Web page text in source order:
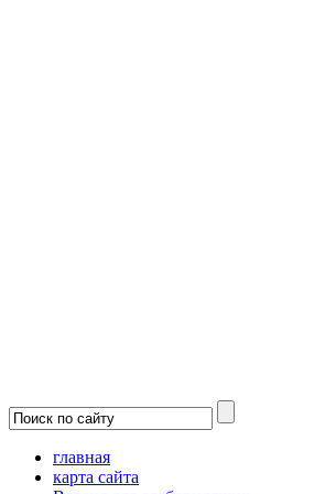
главная
карта сайта